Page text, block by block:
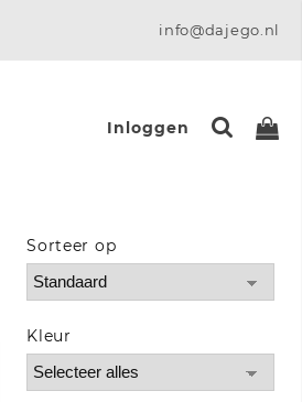
info@dajego.nl
Inloggen
Sorteer op
Sort Products
Kleur